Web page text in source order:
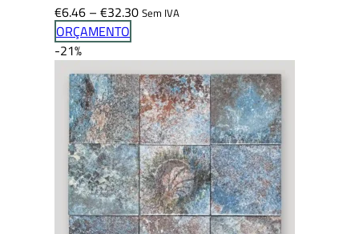
€6.46 – €32.30Price
through
€32.30
Sem IVA
ORÇAMENTO
-21%